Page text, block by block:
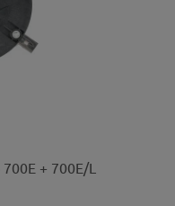
+ 700E/L